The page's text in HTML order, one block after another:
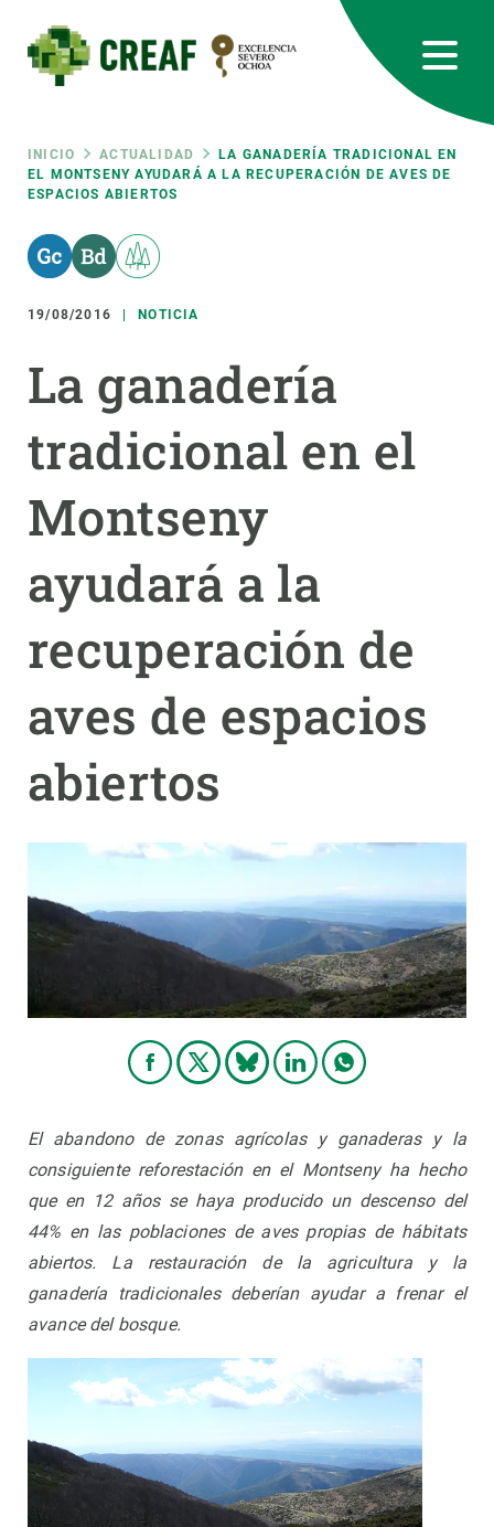
contenido
principal
Ruta
de
navegación
INICIO ACTUALIDAD
LA GANADERÍA TRADICIONAL EN
EL MONTSENY AYUDARÁ A LA RECUPERACIÓN DE AVES DE
ESPACIOS ABIERTOS
19/08/2016 NOTICIA
La ganadería
tradicional en el
Montseny
ayudará a la
recuperación de
aves de espacios
abiertos
El abandono de zonas agrícolas y ganaderas y la
consiguiente reforestación en el Montseny ha hecho
que en 12 años se haya producido un descenso del
44% en las poblaciones de aves propias de hábitats
abiertos. La restauración de la agricultura y la
ganadería tradicionales deberían ayudar a frenar el
avance del bosque.
RRSS
Featured
responsive
Responsive
menu
INVESTIGACIÓN
CIENCIA EN ACCIÓN
NOTICIAS Y AGENDA